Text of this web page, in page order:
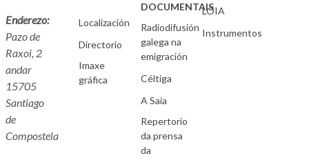
Enderezo:
Pazo de
Raxoi, 2
andar
15705
Santiago
de
Compostela
Localización
Directorio
Imaxe
gráfica
DOCUMENTAIS
Radiodifusión
galega na
emigración
Céltiga
A Saia
Repertorio
da prensa
da
LOIA
Instrumentos